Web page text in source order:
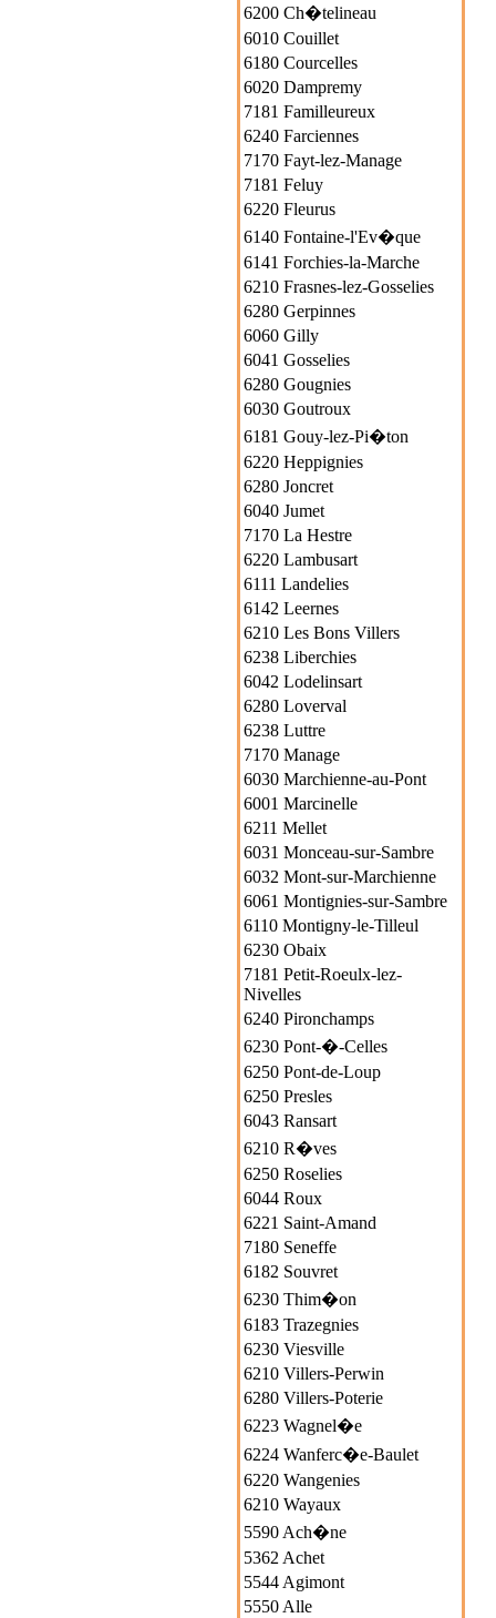
6200 Ch�telineau
6010 Couillet
6180 Courcelles
6020 Dampremy
7181 Familleureux
6240 Farciennes
7170 Fayt-lez-Manage
7181 Feluy
6220 Fleurus
6140 Fontaine-l'Ev�que
6141 Forchies-la-Marche
6210 Frasnes-lez-Gosselies
6280 Gerpinnes
6060 Gilly
6041 Gosselies
6280 Gougnies
6030 Goutroux
6181 Gouy-lez-Pi�ton
6220 Heppignies
6280 Joncret
6040 Jumet
7170 La Hestre
6220 Lambusart
6111 Landelies
6142 Leernes
6210 Les Bons Villers
6238 Liberchies
6042 Lodelinsart
6280 Loverval
6238 Luttre
7170 Manage
6030 Marchienne-au-Pont
6001 Marcinelle
6211 Mellet
6031 Monceau-sur-Sambre
6032 Mont-sur-Marchienne
6061 Montignies-sur-Sambre
6110 Montigny-le-Tilleul
6230 Obaix
7181 Petit-Roeulx-lez-
Nivelles
6240 Pironchamps
6230 Pont-�-Celles
6250 Pont-de-Loup
6250 Presles
6043 Ransart
6210 R�ves
6250 Roselies
6044 Roux
6221 Saint-Amand
7180 Seneffe
6182 Souvret
6230 Thim�on
6183 Trazegnies
6230 Viesville
6210 Villers-Perwin
6280 Villers-Poterie
6223 Wagnel�e
6224 Wanferc�e-Baulet
6220 Wangenies
6210 Wayaux
5590 Ach�ne
5362 Achet
5544 Agimont
5550 Alle